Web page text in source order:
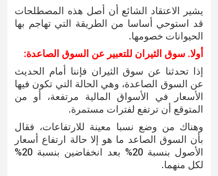
يشير الاعتقاد الشائع أن أصل هذه المصطلحات
قد استوحي أساسا من الطريقة التي تهاجم بها
الحيوانات خصومها.
أولا. سوق الثيران للتعبير عن السوق الصاعدة:
إذا تحدثنا عن سوق الثيران فإننا أمام الحديث
عن السوق الصاعدة، وهي الحالة التي تكون فيها
الأسعار في الأسواق المالية مرتفعة، أو من
المتوقع أن ترتفع لفترات مستمرة.
وهناك من وضع نسبا معينة للارتفاعات، فقال
بأن السوق الصاعد ما هو إلا حالة ارتفاع أسعار
الأصول بنسبة 20% بعد انخفاضين بنسبة 20%
لكل منهما.